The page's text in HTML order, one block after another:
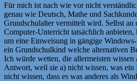
Für mich ist nach wie vor nicht
genau wie Deutsch, Mathe und
Grundschulalter vermittelt wird. Selbst an
Computer-Unterricht tatsächlich anbieten,
um eine Einweisung in gängige
ein Grundschulkind welche alternativen
Ich würde wetten, die allermeisten wissen
Antwort, weil sie a) nicht wissen, was ein
nicht wissen, dass es was anderes als